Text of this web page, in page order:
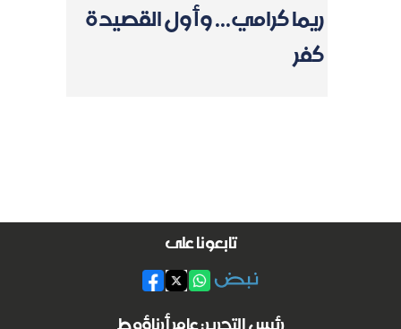
ريما كرامي... وأول القصيدة
كفر
تابعونا على
رئيس التحرير: عامر أرناؤوط